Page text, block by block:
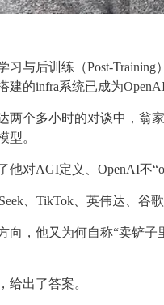
习与后训练（Post-Training
建的infra系统已成为
两个多小时的对谈中，翁
型。
他对AGI定义、OpenAI不
、TikTok、英伟达、谷
向，他又为何自称“卖铲子
给出了答案。